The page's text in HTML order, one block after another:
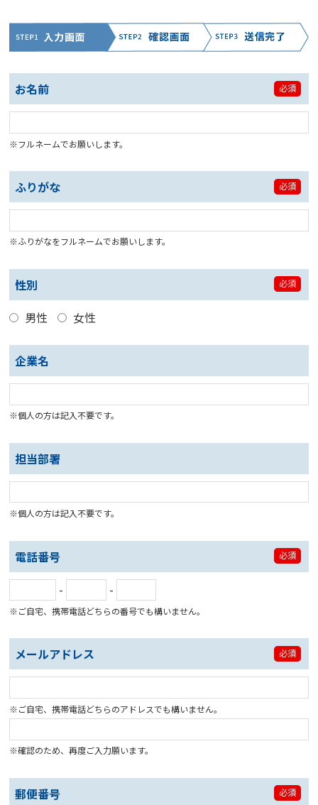
お名前 必須
※フルネームでお願いします。
ふりがな 必須
※ふりがなをフルネームでお願いします。
性別 必須
男性 女性
企業名
※個人の方は記入不要です。
担当部署
※個人の方は記入不要です。
電話番号 必須
- -
※ご自宅、携帯電話どちらの番号でも構いません。
メールアドレス 必須
※ご自宅、携帯電話どちらのアドレスでも構いません。
※確認のため、再度ご入力願います。
郵便番号 必須